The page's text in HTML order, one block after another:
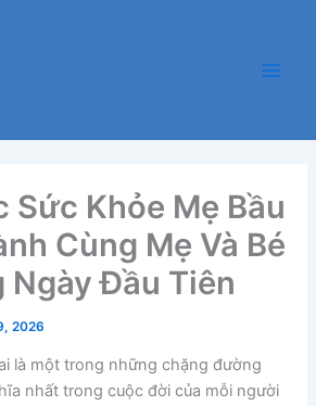
Sức Khỏe Mẹ Bầu
Cùng Mẹ Và Bé
Ngày Đầu Tiên
2026
là một trong những chặng đường
nhất trong cuộc đời của mỗi người